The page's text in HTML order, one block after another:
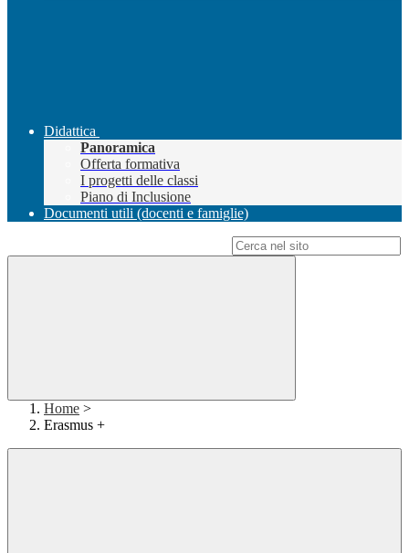
Didattica
Panoramica
Offerta formativa
I progetti delle classi
Piano di Inclusione
Documenti utili (docenti e famiglie)
Home >
Erasmus +